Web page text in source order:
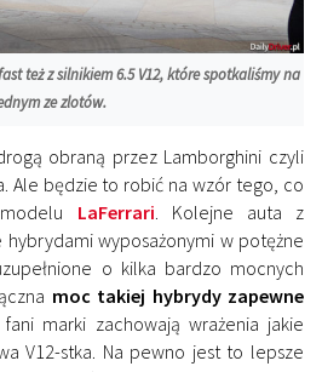
też z silnikiem 6.5 V12, które spotkaliśmy na
ze zlotów.
obraną przez Lamborghini czyli
Ale będzie to robić na wzór tego, co
LaFerrari. Kolejne auta z
wyposażonymi w potężne
o kilka bardzo mocnych
moc takiej hybrydy zapewne
marki zachowają wrażenia jakie
V12-stka. Na pewno jest to lepsze